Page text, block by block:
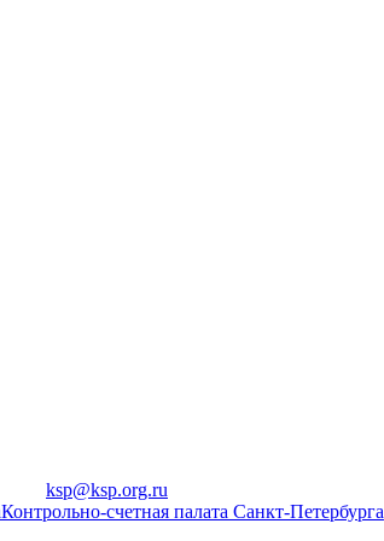
ksp@ksp.org.ru
Контрольно-счетная палата Санкт-Петербурга